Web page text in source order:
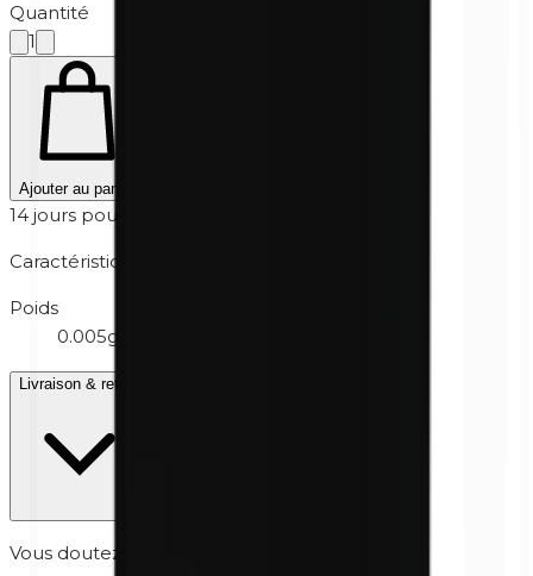
Quantité
1
Ajouter au panier
14 jours pour retourner
Caractéristiques
Poids
0.005g
Livraison & retour
Vous doutez si c'est sûr pour votre peau ?